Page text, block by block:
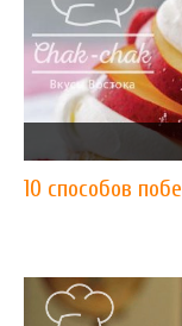
10 способов